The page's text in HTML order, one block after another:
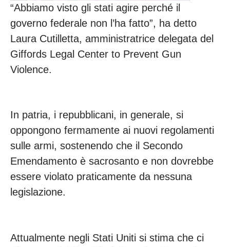
“Abbiamo visto gli stati agire perché il
governo federale non l’ha fatto”, ha detto
Laura Cutilletta, amministratrice delegata del
Giffords Legal Center to Prevent Gun
Violence.
In patria, i repubblicani, in generale, si
oppongono fermamente ai nuovi regolamenti
sulle armi, sostenendo che il Secondo
Emendamento è sacrosanto e non dovrebbe
essere violato praticamente da nessuna
legislazione.
Attualmente negli Stati Uniti si stima che ci